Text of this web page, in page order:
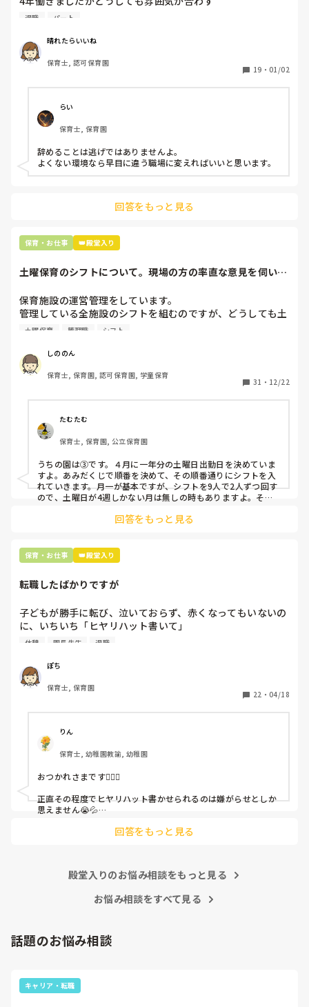
退職しようと思っています。
周りの職員は、勤続10年以上から何十年という先生がほとん
どです。
保護者子どもの愚痴悪口が多く、
今で言う不適切保育も
仕方ないよね
もう何も言わずに
子どもの言いなりになればいいんだね
などいう意見で…
上の先生に相談することは難しそうです。
最後の職場にしようと思っていましたが
辞めることは逃げ、と、過去辞めた人も何年も言われ続けて
います
退職 パート
晴れたらいいね
保育士, 認可保育園
19 ・ 01/02
らい
保育士, 保育園
辞めることは逃げではありませんよ。
よくない環境なら早目に違う職場に変えればいいと思います。
回答をもっと見る
保育・お仕事 👑殿堂入り
土曜保育のシフトについて。現場の方の率直な意見を伺いた
保育施設の運営管理をしています。
管理している全施設のシフトを組むのですが、どうしても土
曜保育だけは入れる方が少なく、いつも苦労しています。
て入職しているはずですが、いざ勤務が始まると一日も土曜
出勤が出来ない方ばかりです。
①土曜日の希望休は2日まで、と制限をかける
②毎月、必ず土曜保育に入ることのできる日を1日だけピッ
クアップしてもらう
③仮シフトが出た時、土曜出勤が難しければ自身で代わりの
人を交渉して見つけてもらう
上記のいずれかの対策を取り入れることを考えています。
土曜保育 管理職 シフト
しののん
保育士, 保育園, 認可保育園, 学童保育
31 ・ 12/22
たむたむ
保育士, 保育園, 公立保育園
うちの園は③です。４月に一年分の土曜日出勤日を決めていま
すよ。あみだくじで順番を決めて、その順番通りにシフトを入
れていきます。月一が基本ですが、シフトを9人で2人ずつ回す
ので、土曜日が4週しかない月は無しの時もありますよ。その
て貰い、主任に報告してます。
回答をもっと見る
保育・お仕事 👑殿堂入り
転職したばかりですが
子どもが勝手に転び、泣いておらず、赤くなってもいないの
に、いちいち「ヒヤリハット書いて」
と書かされ
（そう言う本人は書かない）
しかも、上司に↑この内容でも
ちゃんと考えて対策を練って書き込むようにと。
呼ばれて一緒に対策を考えさせられること多数
これだけで30〜40分拘束されて辛いです
皆さんの園はどうですか?
休憩 園長先生 退職
ぽち
保育士, 保育園
22 ・ 04/18
りん
保育士, 幼稚園教諭, 幼稚園
おつかれさまです🙇🏻‍♀️
正直その程度でヒヤリハット書かせられるのは嫌がらせとしか
思えません😭💦
回答をもっと見る
殿堂入りのお悩み相談をもっと見る
お悩み相談をすべて見る
話題のお悩み相談
キャリア・転職